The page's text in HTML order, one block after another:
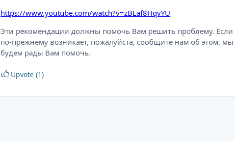
https://www.youtube.com/watch?v=zBLaf8HqvYU
Эти рекомендации должны помочь Вам решить проблему. Если
по-прежнему возникает, пожалуйста, сообщите нам об этом, мы
будем рады Вам помочь.
Upvote (1)